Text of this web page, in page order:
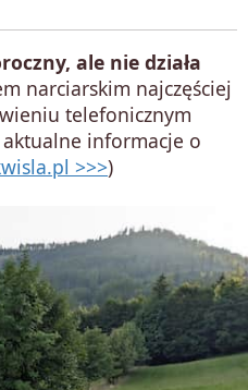
ale nie działa
narciarskim najczęściej
telefonicznym
informacje o
>>>)